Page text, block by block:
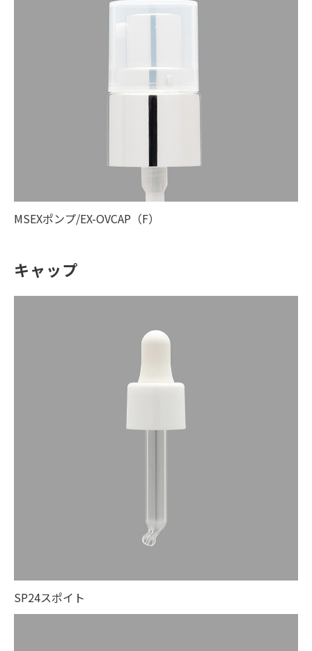
MSEXポンプ/EX-OVCAP（F）
キャップ
SP24スポイト